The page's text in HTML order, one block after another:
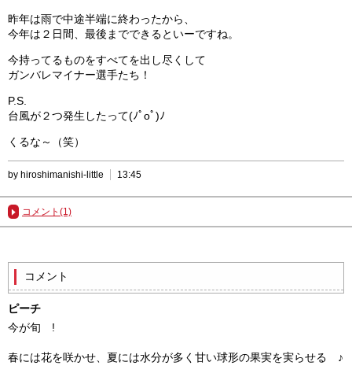
昨年は雨で中途半端に終わったから、
今年は２日間、最後までできるといーですね。
今持ってるものをすべてを出し尽くして
ガンバレマイナー選手たち！
P.S.
台風が２つ発生したって(ﾉﾟοﾟ)ﾉ
くるな～（笑）
by hiroshimanishi-little 13:45
コメント(1)
コメント
ピーチ
今が旬 !
春には花を咲かせ、夏には水分が多く甘い球形の果実を実らせる ♪